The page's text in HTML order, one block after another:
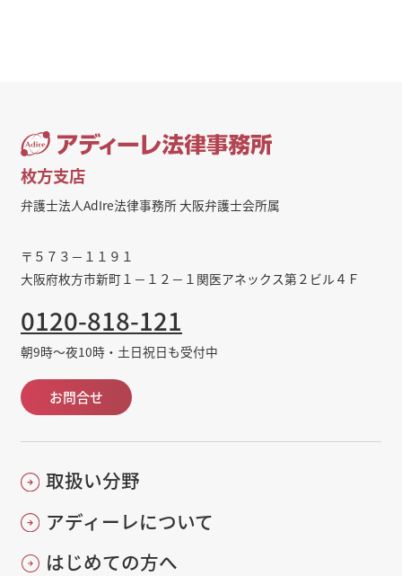
枚方支店
弁護士法人AdIre法律事務所 大阪弁護士会所属
〒５７３－１１９１
大阪府枚方市新町１－１２－１関医アネックス第２ビル４Ｆ
0120-818-121
朝9時～夜10時・土日祝日も受付中
お問合せ
取扱い分野
アディーレについて
はじめての方へ